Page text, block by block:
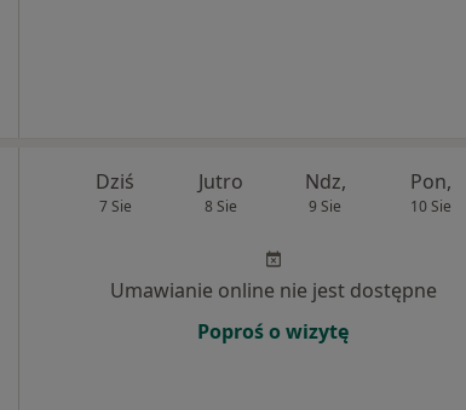
Dziś
7 Sie
Jutro
8 Sie
Ndz,
9 Sie
Pon,
10 Sie
Umawianie online nie jest dostępne
Poproś o wizytę